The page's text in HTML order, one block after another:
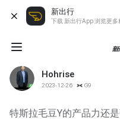
新出行
下载 新出行App 浏览更多
Hohrise
2023-12-26 G9
特斯拉毛豆Y的产品力还